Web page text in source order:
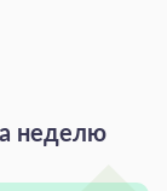
неделю